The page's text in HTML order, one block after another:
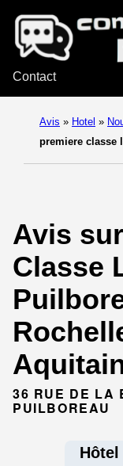
Contact
Avis » Hotel »
premiere classe
Avis
Classe
36 RUE DE LA
PUILBOREAU
Hôtel